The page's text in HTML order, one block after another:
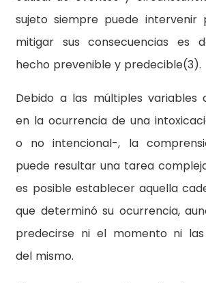
sujeto siempre puede intervenir
mitigar sus consecuencias es
hecho prevenible y predecible(3).
Debido a las múltiples variables
en la ocurrencia de una
o no intencional-, la
puede resultar una tarea
es posible establecer aquella
que determinó su ocurrencia,
predecirse ni el momento ni las
del mismo.